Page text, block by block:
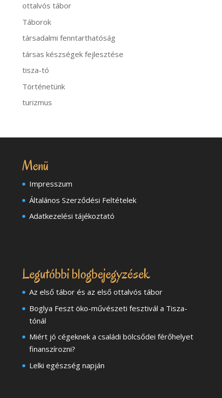
ottalvós tábor
Táborok
társadalmi fenntarthatóság
társas készségek fejlesztése
tisza-tó
Történetünk
turizmus
Menü
Impresszum
Általános Szerződési Feltételek
Adatkezelési tájékoztató
Legutóbbi blogbejegyzések
Az első tábor és az első ottalvós tábor
Boglya Feszt öko-művészeti fesztivál a Tisza-
tónál
Miért jó cégeknek a családi bölcsődei férőhelyet
finanszírozni?
Lelki egészség napján